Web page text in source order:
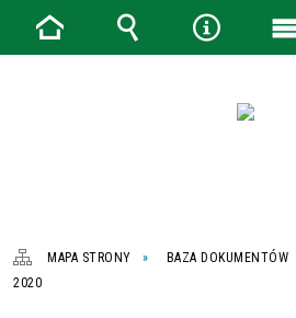
MAPA STRONY BAZA DOKUMENTÓW
2020
Strona Wyszukiwarka
Narzędzia